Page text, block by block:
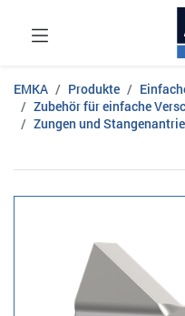
EMKA Produkte
Zubehör für einfache
Zungen und